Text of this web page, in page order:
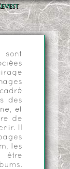
des
et
de
Il
les